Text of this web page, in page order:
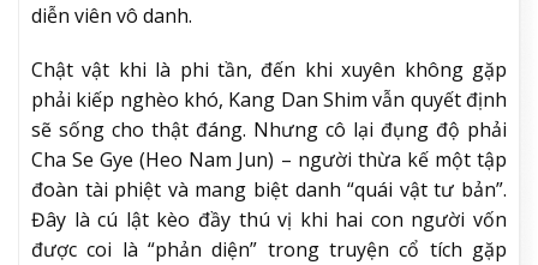
diễn viên vô danh.
Chật vật khi là phi tần, đến khi xuyên không gặp
phải kiếp nghèo khó, Kang Dan Shim vẫn quyết định
sẽ sống cho thật đáng. Nhưng cô lại đụng độ phải
Cha Se Gye (Heo Nam Jun) – người thừa kế một tập
đoàn tài phiệt và mang biệt danh “quái vật tư bản”.
Đây là cú lật kèo đầy thú vị khi hai con người vốn
được coi là “phản diện” trong truyện cổ tích gặp